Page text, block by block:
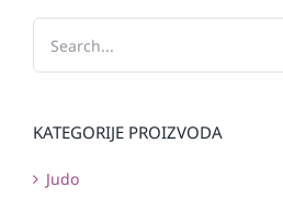
KATEGORIJE PROIZVODA
Judo